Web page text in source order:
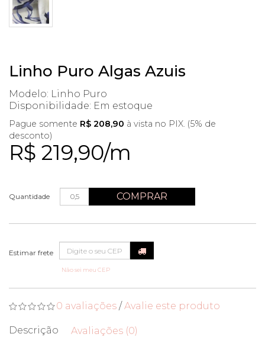
Linho Puro Algas Azuis
Modelo: Linho Puro
Disponibilidade: Em estoque
R$ 219,90/m
Pague somente R$ 208,90 à vista no PIX. (5% de
desconto)
Quantidade COMPRAR
Não sei meu CEP
0 avaliações /Avalie este produto
Descrição Avaliações (0)